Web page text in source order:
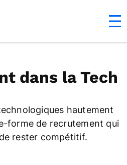
dans la Tech
hautement
forme de recrutement qui
rester compétitif.